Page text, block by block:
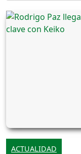
ACTUALIDAD